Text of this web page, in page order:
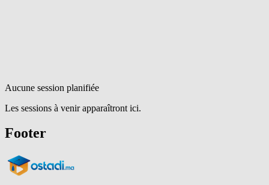
Aucune session planifiée
Les sessions à venir apparaîtront ici.
Footer